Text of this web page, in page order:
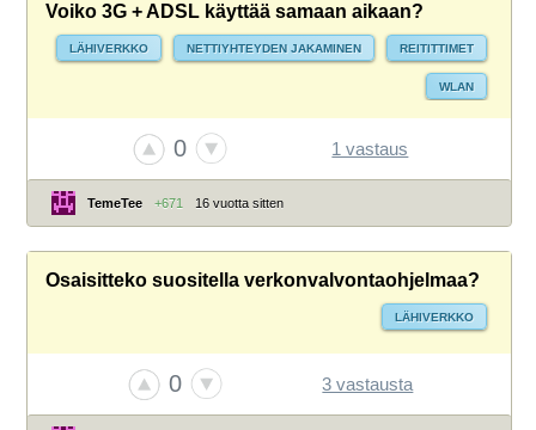
Voiko 3G + ADSL käyttää samaan aikaan?
LÄHIVERKKO NETTIYHTEYDEN JAKAMINEN REITITTIMET
WLAN
0 1 vastaus
TemeTee +671 16 vuotta sitten
Osaisitteko suositella verkonvalvontaohjelmaa?
LÄHIVERKKO
0 3 vastausta